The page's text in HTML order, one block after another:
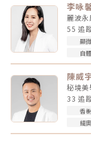
李咏
麗波
55 追
顯
自
陳威
秘境
33 追
香
緹